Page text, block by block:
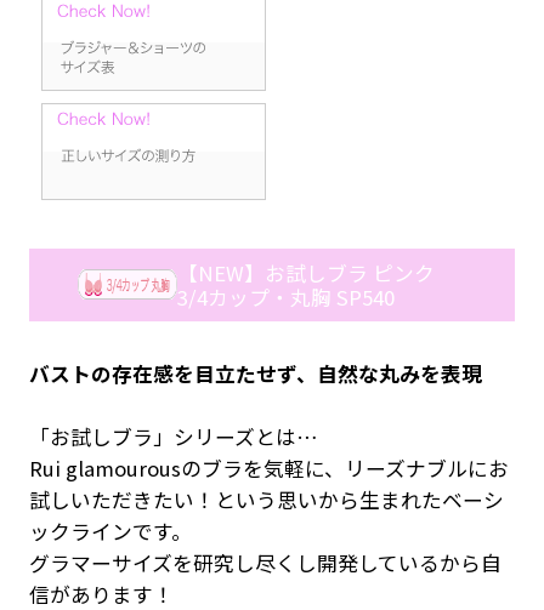
【NEW】お試しブラ ピンク
3/4カップ・丸胸 SP540
バストの存在感を目立たせず、自然な丸みを表現
「お試しブラ」シリーズとは…
Rui glamourousのブラを気軽に、リーズナブルにお
試しいただきたい！という思いから生まれたベーシ
ックラインです。
グラマーサイズを研究し尽くし開発しているから自
信があります！